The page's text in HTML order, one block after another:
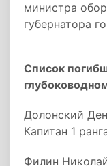
министра
губернатора
Список
Долонский
Капитан 1
Филин